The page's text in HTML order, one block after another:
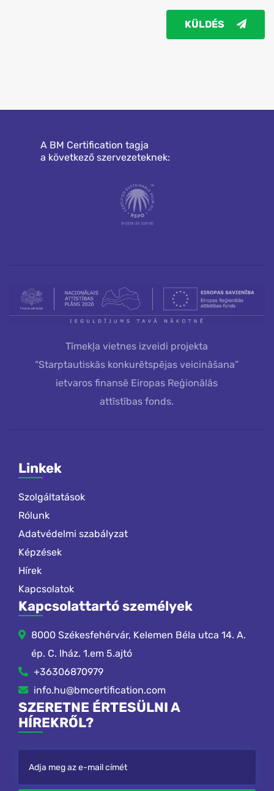
KÜLDÉS
A BM Certification tagja
a következő szervezeteknek:
Tīmekļa vietnes izveidi projekta
“Starptautiskās konkurētspējas veicināšana”
ietvaros finansē Eiropas Reģionālās
attīstības fonds.
Linkek
Szolgáltatások
Rólunk
Adatvédelmi szabályzat
Képzések
Hírek
Kapcsolatok
Kapcsolattartó személyek
8000 Székesfehérvár, Kelemen Béla utca 14. A.
ép. C. lház. 1.em 5.ajtó
+36306870979
info.hu@bmcertification.com
SZERETNE ÉRTESÜLNI A
HÍREKRŐL?